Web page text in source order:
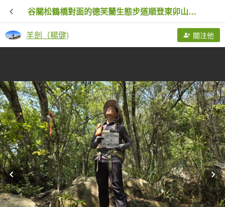
谷關松鶴橋對面的德芙蘭生態步道順登東卯山西南峰
羊劍（楊健) 關注他